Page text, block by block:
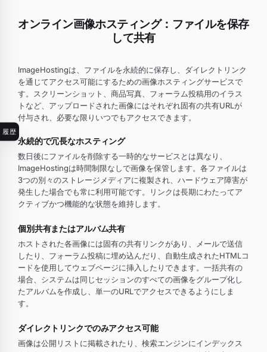
履歴
オンライン画像ホスティング：ファイルを保存
して共有
ImageHostingは、ファイルを永続的に保存し、ダイレクトリンク
を通じてアクセス可能にするための画像ホスティングサービスで
す。スクリーンショット、商品写真、フォーラム投稿用のイラス
トなど、アップロードされた画像にはそれぞれ固有の共有URLが
付与され、必要な限りいつでもアクセスできます。
永続的で冗長なホスティング
数日後にファイルを削除する一時的なサービスとは異なり、
ImageHostingは時間制限なしで画像を保管します。各ファイルは
3つの別々のストレージメディアに複製され、ハードウェア障害が
発生した場合でも常に利用可能です。リンクは長期にわたってア
クティブかつ機能的な状態を維持します。
個別共有またはアルバム共有
ホストされた各画像には固有の共有リンクがあり、メールで送信
したり、フォーラム投稿に埋め込んだり、自動生成されたHTMLコ
ードを使用してウェブページに挿入したりできます。一括共有の
場合、システムは同じセッションのすべての画像をグループ化し
たアルバムを作成し、単一のURLでアクセスできるようにしま
す。
ダイレクトリンクでのみアクセス可能
画像は公開リストに掲載されたり、検索エンジンにインデックス